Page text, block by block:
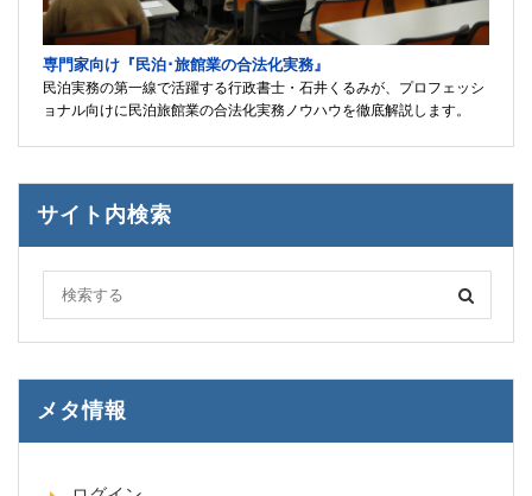
専門家向け『民泊･旅館業の合法化実務』
民泊実務の第一線で活躍する行政書士・石井くるみが、プロフェッシ
ョナル向けに民泊旅館業の合法化実務ノウハウを徹底解説します。
サイト内検索
メタ情報